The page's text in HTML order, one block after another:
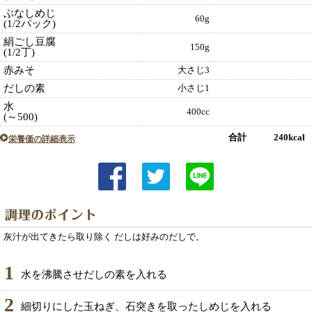
ぶなしめじ
(1/2パック)
60g
絹ごし豆腐
(1/2丁)
150g
赤みそ 大さじ3
だしの素 小さじ1
水
(～500)
400cc
栄養価の詳細表示 合計 240kcal
灰汁が出てきたら取り除く だしは好みのだしで。
1 水を沸騰させだしの素を入れる
2 細切りにした玉ねぎ、石突きを取ったしめじを入れる